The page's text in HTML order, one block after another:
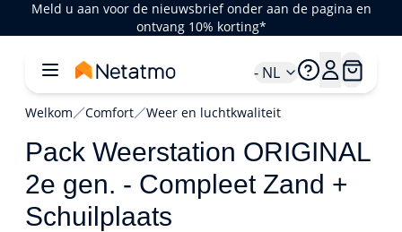
Meld u aan voor de nieuwsbrief onder aan de pagina en
ontvang 10% korting*
- NL
Welkom Comfort Weer en luchtkwaliteit
Pack Weerstation ORIGINAL
2e gen. - Compleet Zand +
Schuilplaats